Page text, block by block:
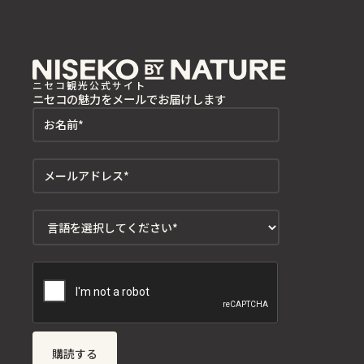
ニセコ観光公式サイト
ニセコの魅力をメールでお届けします